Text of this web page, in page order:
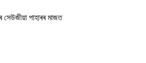
পাহাৰৰ মাজত